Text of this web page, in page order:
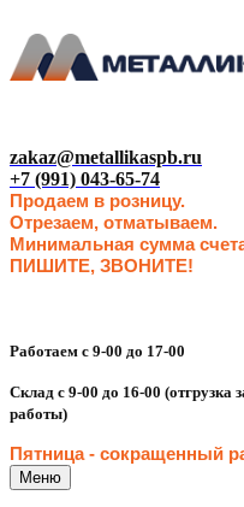
zakaz@metallikaspb.ru
+7 (991) 043-65-74
Продаем в розницу.
Отрезаем, отматываем.
Минимальная сумма
ПИШИТЕ, ЗВОНИТЕ!
Работаем с 9-00 до 17-00
Склад с 9-00 до 16-00 (отгрузка
работы)
Пятница - сокращенный
Меню